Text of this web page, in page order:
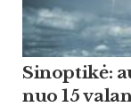
Sinoptikė:
nuo 15